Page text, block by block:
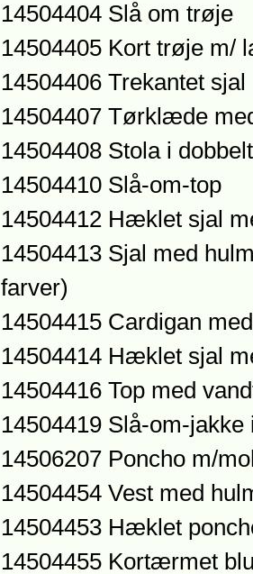
14504404 Slå om trøje
14504405 Kort trøje m/
14504406 Trekantet
14504407 Tørklæde
14504408 Stola i
14504410 Slå-om-top
14504412 Hæklet sjal
14504413 Sjal med
farver)
14504415 Cardigan
14504414 Hæklet sjal
14504416 Top med
14504419 Slå-om-
14506207 Poncho m/
14504454 Vest med
14504453 Hæklet
14504455 Kortærmet